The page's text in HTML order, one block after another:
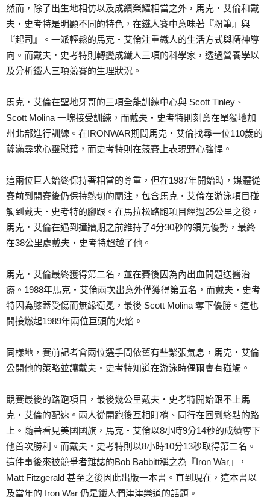
然而，除了出生地相仿以及成績榮耀相當之外，馬克‧艾倫和戴
夫‧史考特是明顯不同的特色，在鐵人賽中意味著『粉筆』與
『起司』。一派輕鬆的馬克‧艾倫注重鐵人的生活方式與精神導
向。而戴夫‧史考特則轉變成鐵人三項的科學家，透過營養學以
及分析鐵人三項競賽的生理狀況。
馬克‧艾倫在聖地牙哥的三項全能訓練中心與 Scott Tinley、
Scott Molina 一塊接受訓練，而戴夫‧史考特則刻意在單獨地加
州北部進行訓練。在IRONWAR期間馬克‧艾倫找尋一位110歲的
薩滿尋求心靈慰藉，而史考特則在競賽上表現野心強悍。
這兩位巨人始終保持著相當的尊重，但在1987年開始時，媒體從
賽前到開賽後仍保持熱切的關注，包含馬克‧艾倫在游泳項目碰
觸到戴夫‧史考特的腳跟。在馬拉松路跑項目經過25公里之後，
馬克‧艾倫在遇到撞牆期之前維持了4分30秒的領先優勢，最終
在38公里處戴夫‧史考特超越了他。
馬克‧艾倫最終獲得第二名，並在賽後因為內出血問題送醫治
療。1988年馬克‧艾倫兩次出意外僅獲得第五名，而戴夫‧史考
特因為膝蓋受傷而無緣衛冕，最後 Scott Molina 奪下優勝。這也
間接燃起1989年兩位巨頭的火焰。
同樣地，賽前記者會兩位選手間依舊有些緊張氣息，馬克‧艾倫
公開他的策略並讓戴夫‧史考特知道在游泳時偶爾會有碰觸。
競賽最後的路跑項目，最後幾公里戴夫‧史考特開始跟不上馬
克‧艾倫的配速。兩人從開跑後互相盯梢、同行在回到終點的路
上。隨著看見美國國旗，馬克‧艾倫以8小時9分14秒的成績奪下
他首次勝利。而戴夫‧史考特則以8小時10分13秒取得第二名。
這件事後來被競爭者雜誌的Bob Babbitt稱之為『Iron War』，
Matt Fitzgerald 甚至之後因此出版一本書。直到現在，這本書以
及當年的 Iron War 仍是鐵人們津津樂道的話題。